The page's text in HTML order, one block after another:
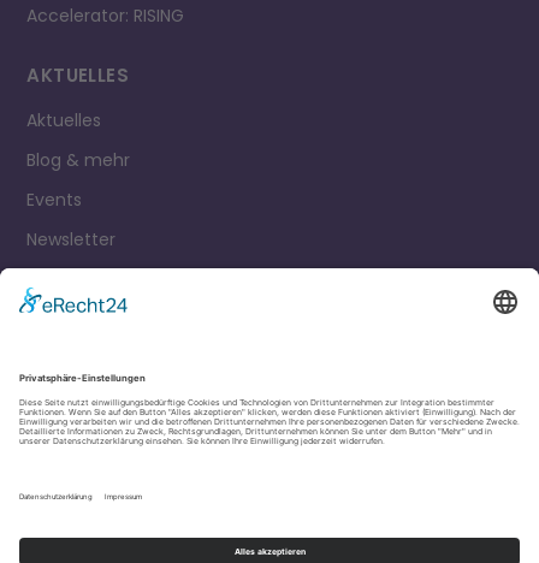
Accelerator: RISING
AKTUELLES
Aktuelles
Blog & mehr
Events
Newsletter
Impressum
Datenschutz